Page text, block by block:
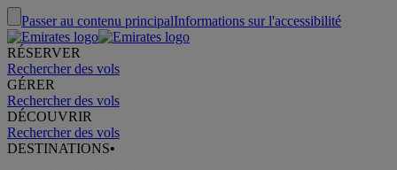
Passer au contenu principalInformations sur l'accessibilité
RÉSERVER
Rechercher des vols
GÉRER
Rechercher des vols
DÉCOUVRIR
Rechercher des vols
DESTINATIONS•